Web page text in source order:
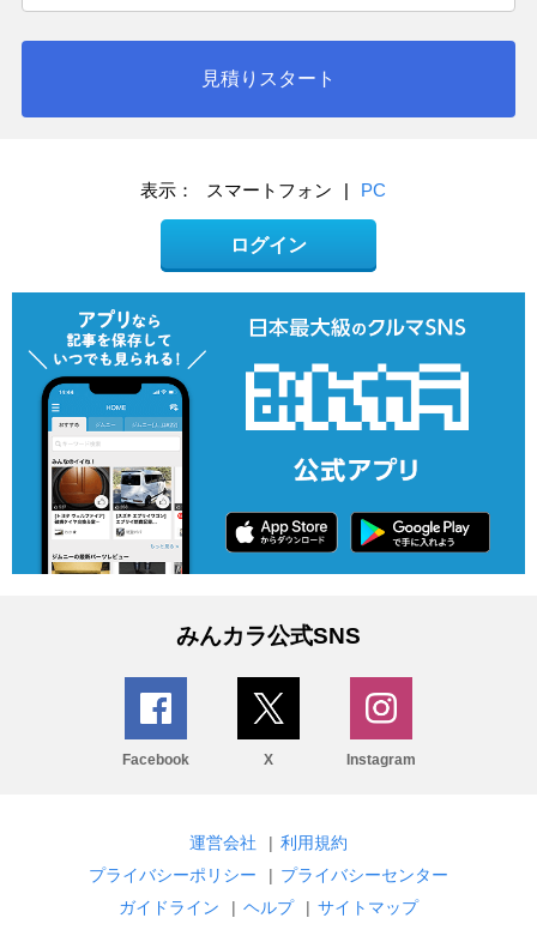
見積りスタート
表示： スマートフォン | PC
ログイン
みんカラ公式SNS
Facebook X Instagram
運営会社 | 利用規約
プライバシーポリシー
| プライバシーセンター
ガイドライン
| ヘルプ | サイトマップ